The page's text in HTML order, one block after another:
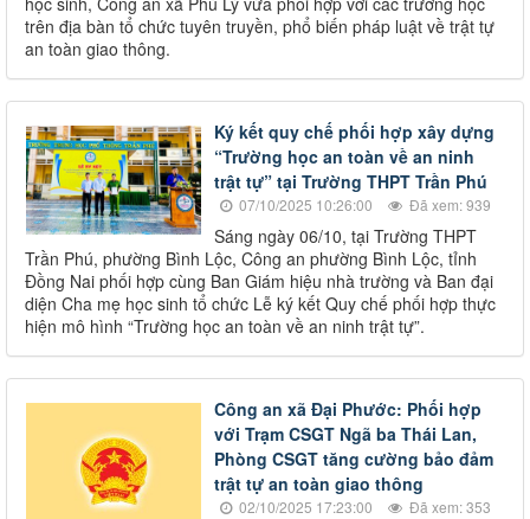
trên địa bàn tổ chức tuyên truyền, phổ biến pháp luật về trật tự
an toàn giao thông.
Ký kết quy chế phối hợp xây dựng
“Trường học an toàn về an ninh
trật tự” tại Trường THPT Trần Phú
07/10/2025 10:26:00 Đã xem: 939
Sáng ngày 06/10, tại Trường THPT
Trần Phú, phường Bình Lộc, Công an phường Bình Lộc, tỉnh
Đồng Nai phối hợp cùng Ban Giám hiệu nhà trường và Ban đại
diện Cha mẹ học sinh tổ chức Lễ ký kết Quy chế phối hợp thực
hiện mô hình “Trường học an toàn về an ninh trật tự”.
Công an xã Đại Phước: Phối hợp
với Trạm CSGT Ngã ba Thái Lan,
Phòng CSGT tăng cường bảo đảm
trật tự an toàn giao thông
02/10/2025 17:23:00 Đã xem: 353